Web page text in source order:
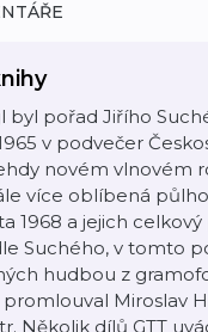
byl pořad Jiřího
v podvečer
novém vlnovém
více oblíbená
1968 a jejich
Suchého, v tomto
hudbou z
Miroslav
Několik dílů GTT